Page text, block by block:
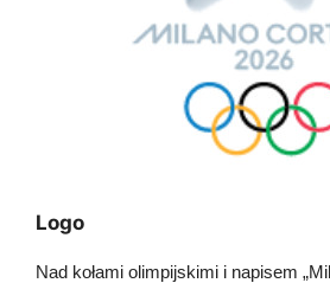
Logo
Nad kołami olimpijskimi i napisem